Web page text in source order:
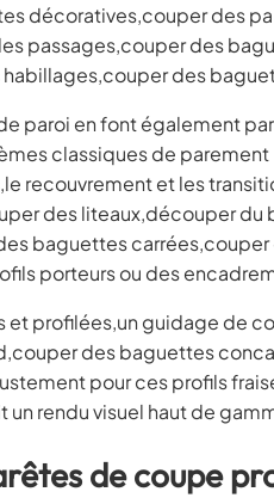
décoratives,couper des
passages,couper des
habillages,couper des
paroi en font également
classiques de
recouvrement et les
des liteaux,découper
baguettes
porteurs ou des
et profilées,un guidage de
des baguettes
pour ces profils
rendu visuel haut de
de coupe